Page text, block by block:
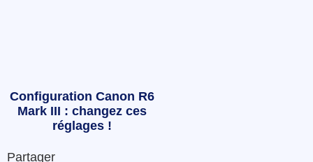
Configuration Canon R6
Mark III : changez ces
réglages !
Partager